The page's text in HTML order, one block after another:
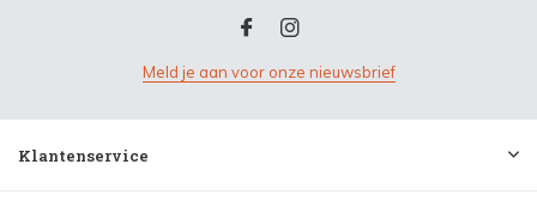
Meld je aan voor onze nieuwsbrief
Klantenservice